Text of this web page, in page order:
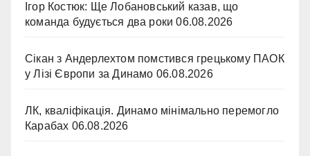
Ігор Костюк: Ще Лобановський казав, що
команда будується два роки 06.08.2026
Сікан з Андерлехтом помстився грецькому ПАОК
у Лізі Європи за Динамо 06.08.2026
ЛК, кваліфікація. Динамо мінімально перемогло
Карабах 06.08.2026